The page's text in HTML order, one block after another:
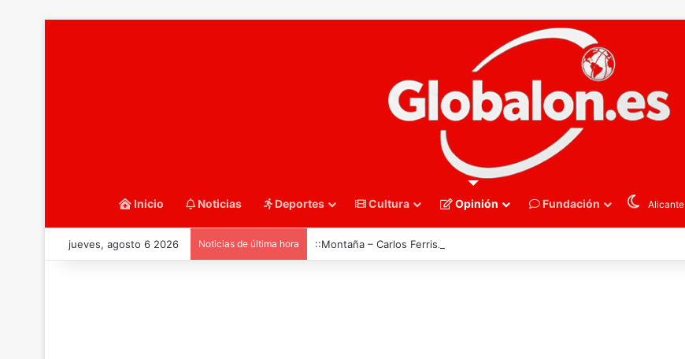
Inicio Noticias Deportes Cultura Opinión Fundación Alicante
jueves, agosto 6 2026 Noticias de última hora ::Montaña – Carlos Ferris. Las montañas no se pierden solo cuando arden